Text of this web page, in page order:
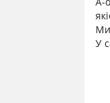
Ми
У